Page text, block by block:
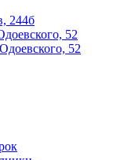
244б
52
52